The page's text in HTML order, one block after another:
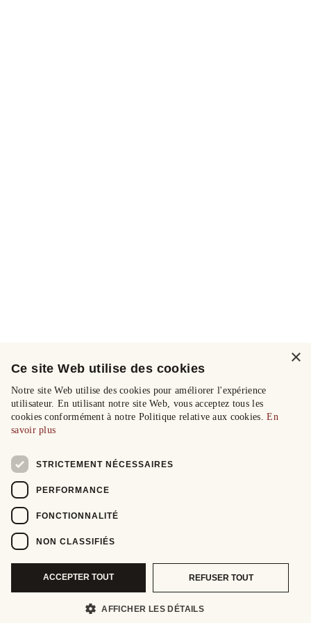
×
Ce site Web utilise des cookies
Notre site Web utilise des cookies pour améliorer l'expérience
utilisateur. En utilisant notre site Web, vous acceptez tous les
cookies conformément à notre Politique relative aux cookies.En
savoir plus
STRICTEMENT NÉCESSAIRES
PERFORMANCE
FONCTIONNALITÉ
NON CLASSIFIÉS
ACCEPTER TOUT REFUSER TOUT
AFFICHER LES DÉTAILS